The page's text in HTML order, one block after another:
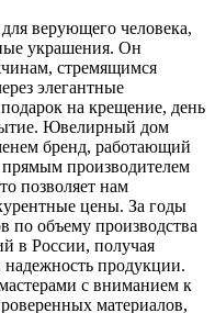
верующего человека,
украшения. Он
стремящимся
элегантные
на крещение, день
Ювелирный дом
бренд, работающий
производителем
позволяет нам
цены. За годы
по объему производства
в России, получая
продукции.
с вниманием к
материалов,